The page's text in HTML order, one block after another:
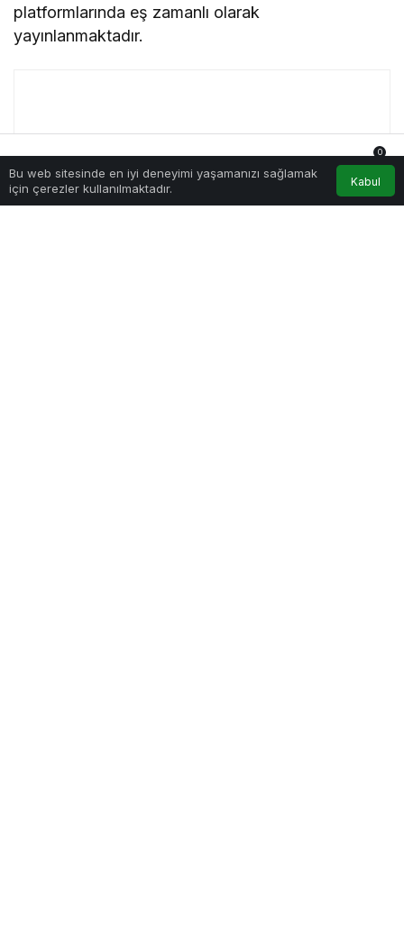
platformlarında eş zamanlı olarak
yayınlanmaktadır.
Bu web sitesinde en iyi deneyimi yaşamanızı sağlamak
için çerezler kullanılmaktadır.
Kabul
Anasayfa Akış Hesabım Bildirimler
0